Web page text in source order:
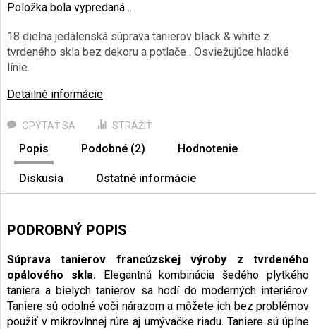
Položka bola vypredaná…
18 dielna jedálenská súprava tanierov black & white z
tvrdeného skla bez dekoru a potlače . Osviežujúce hladké
línie.
Detailné informácie
OPÝTAŤ SA STRÁŽIŤ
Popis Podobné (2) Hodnotenie
Diskusia Ostatné informácie
PODROBNÝ POPIS
Súprava tanierov francúzskej výroby z tvrdeného
opálového skla. Elegantná kombinácia šedého plytkého
taniera a bielych tanierov sa hodí do moderných interiérov.
Taniere sú odolné voči nárazom a môžete ich bez problémov
použiť v mikrovlnnej rúre aj umývačke riadu. Taniere sú úplne